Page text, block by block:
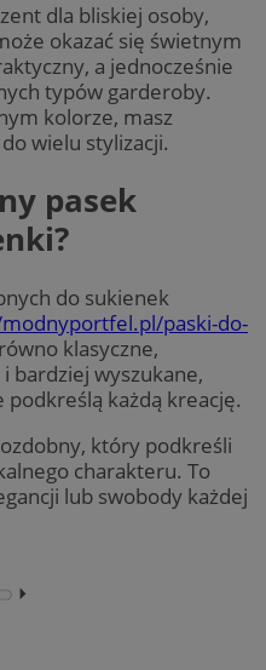
dla bliskiej osoby,
okazać się świetnym
a jednocześnie
typów garderoby.
kolorze, masz
wielu stylizacji.
pasek
do sukienek
paski-do-
klasyczne,
bardziej wyszukane,
każdą kreację.
który podkreśli
charakteru. To
lub swobody każdej
⏵︎